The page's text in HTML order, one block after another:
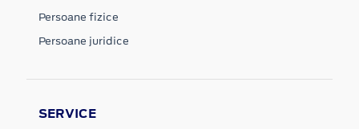
Persoane fizice
Persoane juridice
SERVICE